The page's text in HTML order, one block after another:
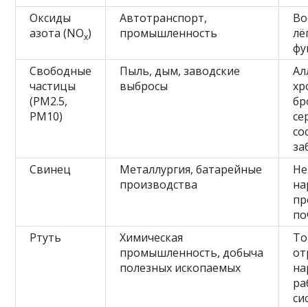
Оксиды
азота (NOx)
Автотранспорт,
промышленность
Свободные
частицы
(PM2.5,
PM10)
Пыль, дым, заводские
выбросы
Свинец
Металлургия, батарейные
производства
Ртуть
Химическая
промышленность, добыча
полезных ископаемых